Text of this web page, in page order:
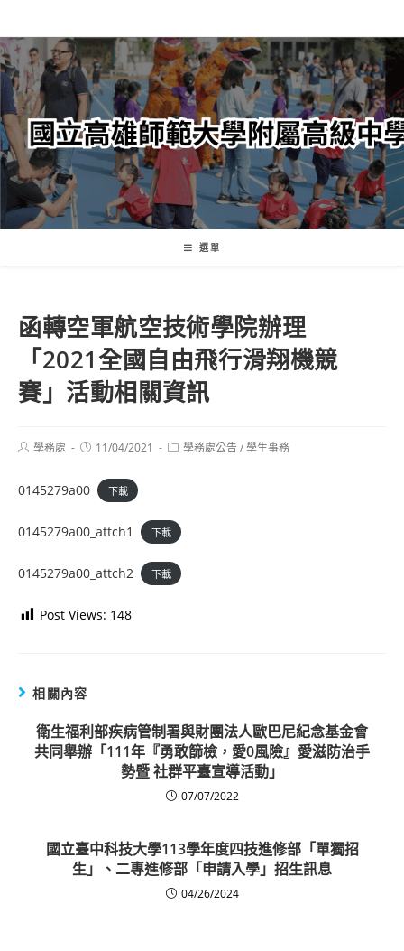
轉
至
主
內
容
選單
函轉空軍航空技術學院辦理
「2021全國自由飛行滑翔機競
賽」活動相關資訊
Post學務處
Post11/04/2021
Post學務處公告/學生事務
0145279a00 下載
0145279a00_attch1 下載
0145279a00_attch2 下載
Post Views: 148
相關內容
衛生福利部疾病管制署與財團法人歐巴尼紀念基金會
共同舉辦「111年『勇敢篩檢，愛0風險』愛滋防治手
勢暨 社群平臺宣導活動」
07/07/2022
國立臺中科技大學113學年度四技進修部「單獨招
生」、二專進修部「申請入學」招生訊息
04/26/2024